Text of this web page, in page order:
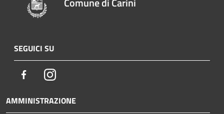
SEGUICI SU
FacebookInstagram
AMMINISTRAZIONE